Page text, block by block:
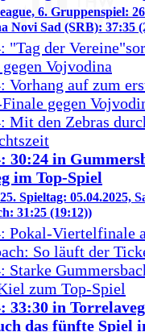
6. Gruppenspiel:
Novi Sad (SRB): 37:35
"Tag der
Vojvodina
Vorhang auf zum
gegen
Mit den Zebras
30:24 in
im Top-Spiel
Spieltag: 05.04.2025,
31:25 (19:12))
Pokal-Viertelfinale
So läuft der
Starke
zum Top-Spiel
33:30 in
das fünfte Spiel